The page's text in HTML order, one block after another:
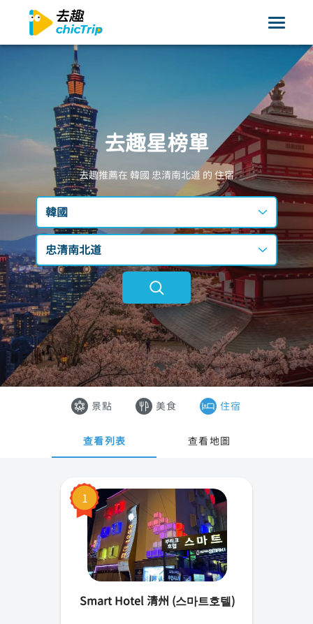
去趣星榜單
去趣推薦在 韓國 忠清南北道 的 住宿
韓國
台灣
日本
韓國
香港
澳門
忠清南北道
不限區域
首爾
釜山
濟州島
世忠市
光州市
景點 美食 住宿
查看列表 查看地圖
1
Smart Hotel 清州 (스마트호텔)